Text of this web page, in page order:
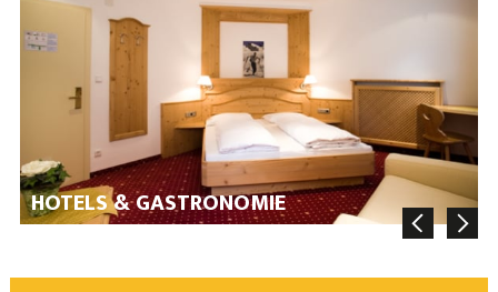
HOTELS & GASTRONOMIE